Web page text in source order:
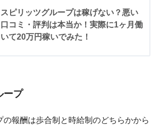
スピリッツグループは稼げない？悪い
口コミ・評判は本当か！実際に1ヶ月働
いて20万円稼いでみた！
ープ
の報酬は歩合制と時給制のどちらかから